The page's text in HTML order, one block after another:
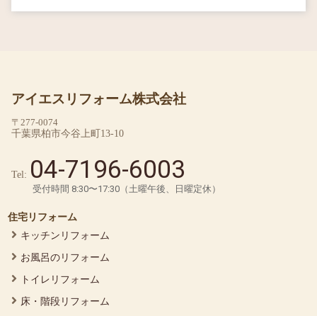
アイエスリフォーム株式会社
〒277-0074
千葉県柏市今谷上町13-10
Tel: 04-7196-6003
受付時間 8:30〜17:30（土曜午後、日曜定休）
住宅リフォーム
キッチンリフォーム
お風呂のリフォーム
トイレリフォーム
床・階段リフォーム